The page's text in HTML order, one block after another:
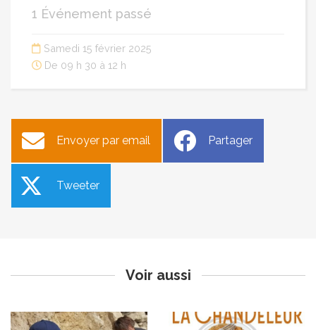
1 Événement passé
Samedi 15 février 2025
De 09 h 30 à 12 h
Envoyer par email Partager
Tweeter
Voir aussi